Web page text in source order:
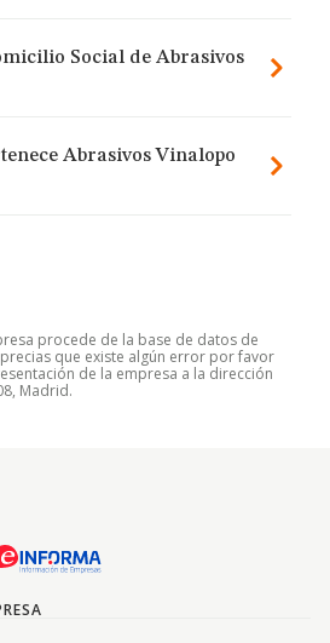
Social de Abrasivos
Abrasivos Vinalopo
procede de la base de datos de
aprecias que existe algún error por favor
de la empresa a la dirección
Madrid.